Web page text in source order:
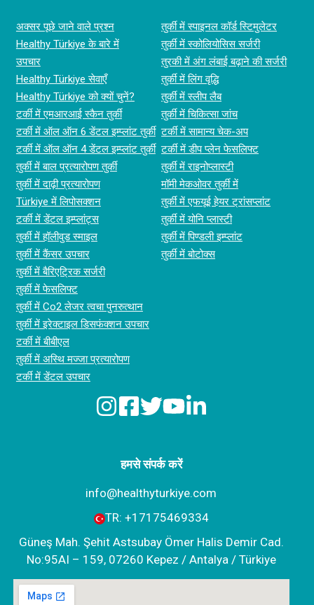
अक्सर पूछे जाने वाले प्रश्न
Healthy Türkiye के बारे में
उपचार
Healthy Türkiye सेवाएँ
Healthy Türkiye को क्यों चुनें?
टर्की में एमआरआई स्कैन तुर्की
टर्की में ऑल ऑन 6 डेंटल इम्प्लांट तुर्की
टर्की में ऑल ऑन 4 डेंटल इम्प्लांट तुर्की
तुर्की में बाल प्रत्यारोपण तुर्की
तुर्की में दाढ़ी प्रत्यारोपण
Türkiye में लिपोसक्शन
टर्की में डेंटल इम्प्लांट्स
तुर्की में हॉलीवुड स्माइल
तुर्की में कैंसर उपचार
तुर्की में बैरिएट्रिक सर्जरी
तुर्की में फेसलिफ्ट
तुर्की में Co2 लेजर त्वचा पुनरुत्थान
तुर्की में इरेक्टाइल डिसफंक्शन उपचार
टर्की में बीबीएल
तुर्की में अस्थि मज्जा प्रत्यारोपण
टर्की में डेंटल उपचार
तुर्की में स्पाइनल कॉर्ड स्‍टिमुलेटर
तुर्की में स्कोलियोसिस सर्जरी
तुरकी में अंग लंबाई बढ़ाने की सर्जरी
तुर्की में लिंग वृद्धि
तुर्की में स्लीप लैब
तुर्की में चिकित्सा जांच
टर्की में सामान्य चेक-अप
टर्की में डीप प्लेन फेसलिफ्ट
तुर्की में राइनोप्लास्टी
मॉमी मेकओवर तुर्की में
तुर्की में एफयूई हेयर ट्रांसप्लांट
तुर्की में योनि प्लास्टी
तुर्की में पिण्डली इम्प्लांट
तुर्की में बोटोक्स
हमसे संपर्क करें
info@healthyturkiye.com
TR: +‪17175469334‬
Güneş Mah. Şehit Astsubay Ömer Halis Demir Cad.
No:95AI – 159, 07260 Kepez / Antalya / Türkiye